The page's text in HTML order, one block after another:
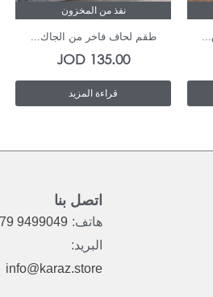
نفذ من المخزون
طقم لحاف فاخر من الجاك...
135.00
JOD
قراءة المزيد
اتصل بنا
هاتف: 9499049
البريد:
info@karaz.store